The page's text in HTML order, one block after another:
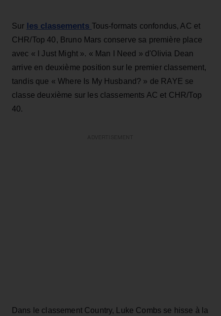
Sur les classements Tous-formats confondus, AC et
CHR/Top 40, Bruno Mars conserve sa première place
avec « I Just Might ». « Man I Need » d'Olivia Dean
arrive en deuxième position sur le premier classement,
tandis que « Where Is My Husband? » de RAYE se
classe deuxième sur les classements AC et CHR/Top
40.
Dans le classement Country, Luke Combs se hisse à la